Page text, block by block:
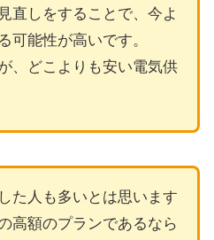
直しをすることで、今よ
可能性が高いです。
、どこよりも安い電気供
た人も多いとは思います
高額のプランであるなら